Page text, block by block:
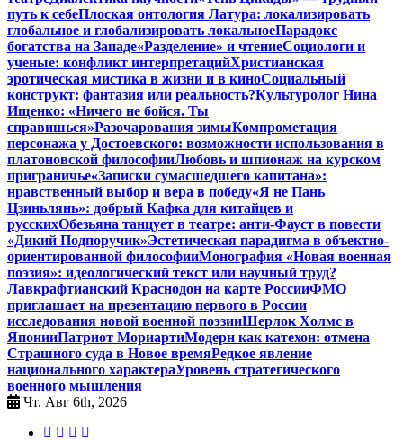
путь к себеПлоская онтология Латура: локализировать
глобальное и глобализировать локальноеПарадокс
богатства на Западе«Разделение» и чтениеСоциологи и
ученые: конфликт интерпретацийХристианская
эротическая мистика в жизни и в киноСоциальный
конструкт: фантазия или реальность?Культуролог Нина
Ищенко: «Ничего не бойся. Ты
справишься»Разочарования зимыКомпрометация
персонажа у Достоевского: возможности использования в
платоновской философииЛюбовь и шпионаж на курском
приграничье«Записки сумасшедшего капитана»:
нравственный выбор и вера в победу«Я не Пань
Цзиньлянь»: добрый Кафка для китайцев и
русскихОбезьяна танцует в театре: анти-Фауст в повести
«Дикий Подпоручик»Эстетическая парадигма в объектно-
ориентированной философииМонография «Новая военная
поэзия»: идеологический текст или научный труд?
Лавкрафтианский Краснодон на карте РоссииФМО
приглашает на презентацию первого в России
исследования новой военной поэзииШерлок Холмс в
ЯпонииПатриот МориартиМодерн как катехон: отмена
Страшного суда в Новое времяРедкое явление
национального характераУровень стратегического
военного мышления
Чт. Авг 6th, 2026